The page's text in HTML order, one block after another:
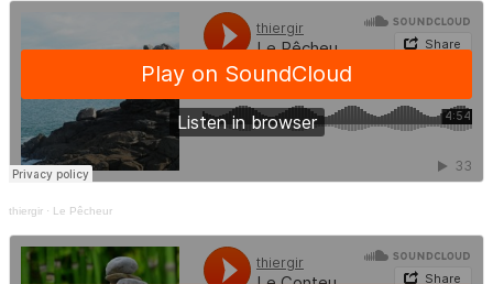
thiergir · Le Pêcheur